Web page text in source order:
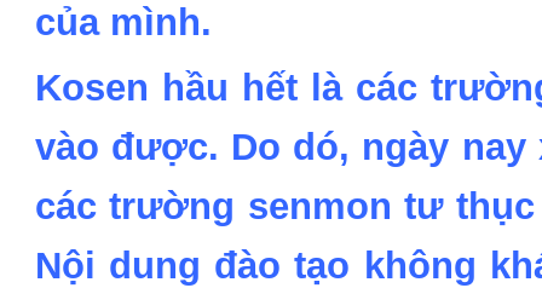
của mình.
Kosen hầu hết là các
vào được. Do dó, ngày
các trường senmon tư
Nội dung đào tạo không